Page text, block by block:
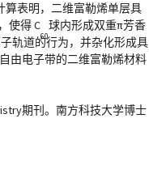
算表明，二维富勒烯单层具
使得 C
60
球内形成双重π芳香
轨道的行为，并杂化形成具
由电子带的二维富勒烯材料
期刊。南方科技大学博士